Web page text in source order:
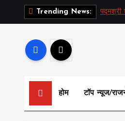
Trending News: पद्मश्री
होम टॉप न्यूज/